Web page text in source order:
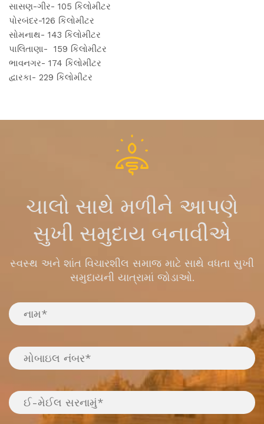
સાસણ-ગીર- 105 કિલોમીટર
પોરબંદર-126 કિલોમીટર
સોમનાથ- 143 કિલોમીટર
પાલિતાણા- 159 કિલોમીટર
ભાવનગર- 174 કિલોમીટર
દ્વારકા- 229 કિલોમીટર
ચાલો સાથે મળીને આપણે
સુખી સમુદાય બનાવીએ
સ્વસ્થ અને શાંત વિચારશીલ સમાજ માટે સાથે વધતા સુખી
સમુદાયની યાત્રામાં જોડાઓ.